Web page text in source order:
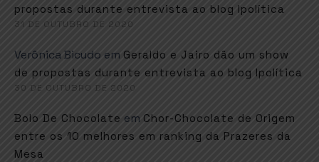
propostas durante entrevista ao blog Ipolítica
31 DE OUTUBRO DE 2020
Verônica Bicudo em Geraldo e Jairo dão um show
de propostas durante entrevista ao blog Ipolítica
30 DE OUTUBRO DE 2020
Bolo De Chocolate em Chor-Chocolate de Origem
entre os 10 melhores em ranking da Prazeres da
Mesa